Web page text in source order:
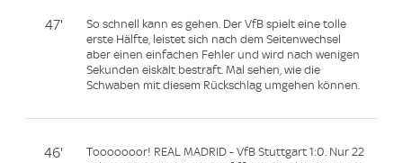
47'
So schnell kann es gehen. Der VfB spielt eine tolle
erste Hälfte, leistet sich nach dem Seitenwechsel
aber einen einfachen Fehler und wird nach wenigen
Sekunden eiskalt bestraft. Mal sehen, wie die
Schwaben mit diesem Rückschlag umgehen können.
46'
Tooooooor! REAL MADRID - VfB Stuttgart 1:0. Nur 22